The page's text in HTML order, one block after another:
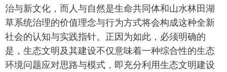
治与新文化，而人与自然是生命共同体和山水林田湖
草系统治理的价值理念与行为方式将会构成这种全新
社会的认知与实践指针。正因为如此，必须明确的
是，生态文明及其建设不仅意味着一种综合性的生态
环境问题应对思路与模式，即充分利用生态文明建设